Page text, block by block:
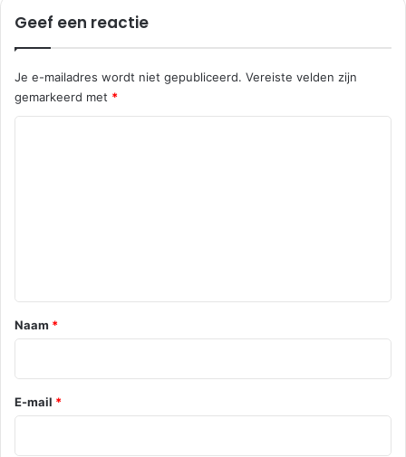
Geef een reactie
Je e-mailadres wordt niet gepubliceerd. Vereiste velden zijn
gemarkeerd met *
*
Naam *
E-mail *